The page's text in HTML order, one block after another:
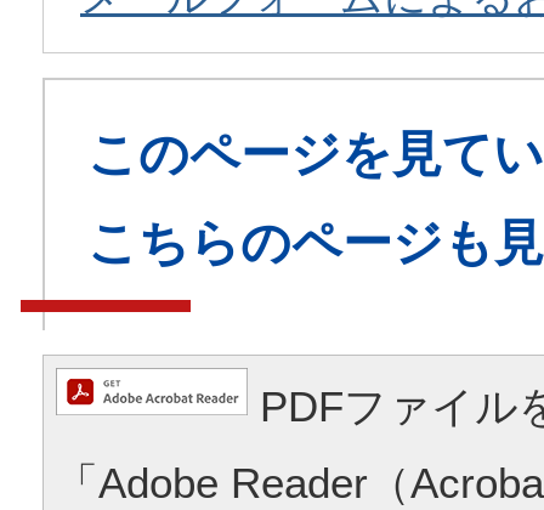
このページを見て
こちらのページも
PDFファイル
「Adobe Reader（